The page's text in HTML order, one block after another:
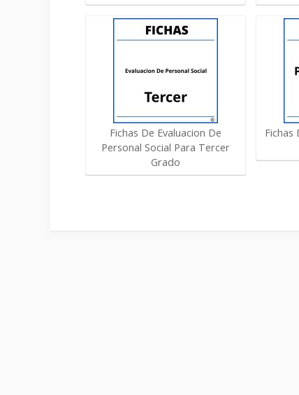
Fichas De Evaluacion De
Personal Social Para Tercer
Grado
Fichas